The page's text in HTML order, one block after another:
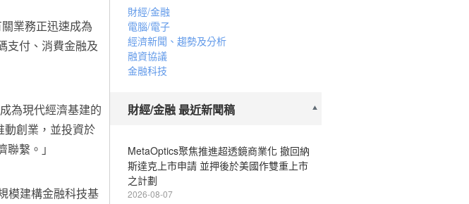
業務正迅速成為
支付、消費金融及
為現代經濟基建的
動創業，並投資於
繫。」
模建構金融科技基
財經/金融
電腦/電子
經濟新聞、趨勢及分析
融資協議
金融科技
財經/金融 最近新聞稿
MetaOptics聚焦推進超透鏡商業化 撤回納
斯達克上市申請 並押後於美國作雙重上市
之計劃
2026-08-07